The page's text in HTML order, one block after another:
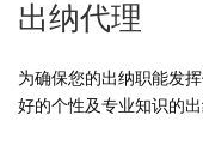
出纳代理
为确保您的出纳职能发
好的个性及专业知识的